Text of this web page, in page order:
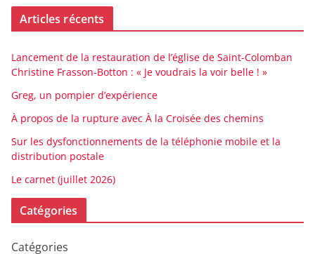
Articles récents
Lancement de la restauration de l’église de Saint-Colomban
Christine Frasson-Botton : « Je voudrais la voir belle ! »
Greg, un pompier d’expérience
À propos de la rupture avec À la Croisée des chemins
Sur les dysfonctionnements de la téléphonie mobile et la
distribution postale
Le carnet (juillet 2026)
Catégories
Catégories